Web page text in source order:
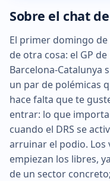
Sobre el chat
El primer domingo
de otra cosa: el GP
Barcelona-Catalunya
un par de polémicas
hace falta que te
entrar: lo que
cuando el DRS se
arruinar el podio. Los
empiezan los libres,
de un sector